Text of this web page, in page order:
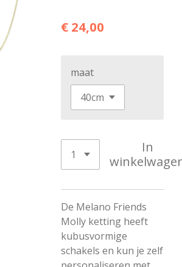
€ 24,00
maat
In
De Melano Friends
Molly ketting heeft
kubusvormige
schakels en kun je zelf